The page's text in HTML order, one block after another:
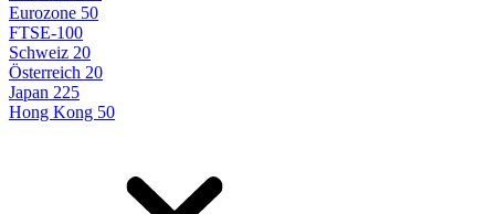
Eurozone 50
FTSE-100
Schweiz 20
Österreich 20
Japan 225
Hong Kong 50